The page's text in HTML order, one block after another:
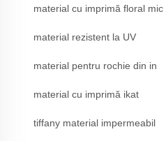
material cu imprimă floral mic
material rezistent la UV
material pentru rochie din in
material cu imprimă ikat
tiffany material impermeabil